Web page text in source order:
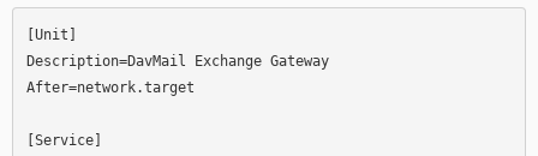
[Unit]
Description=DavMail Exchange Gateway
After=network.target
[Service]